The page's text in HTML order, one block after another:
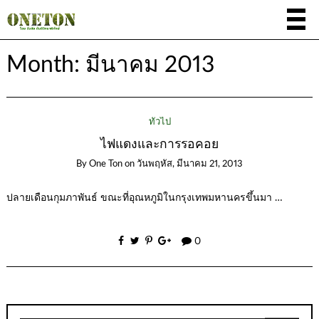
Month: มีนาคม 2013
ทั่วไป
ไฟแดงและการรอคอย
By One Ton on วันพฤหัส, มีนาคม 21, 2013
ปลายเดือนกุมภาพันธ์ ขณะที่อุณหภูมิในกรุงเทพมหานครขึ้นมา …
0